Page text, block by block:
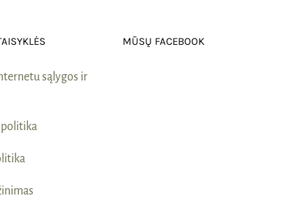
sąlygos ir
MŪSŲ FACEBOOK